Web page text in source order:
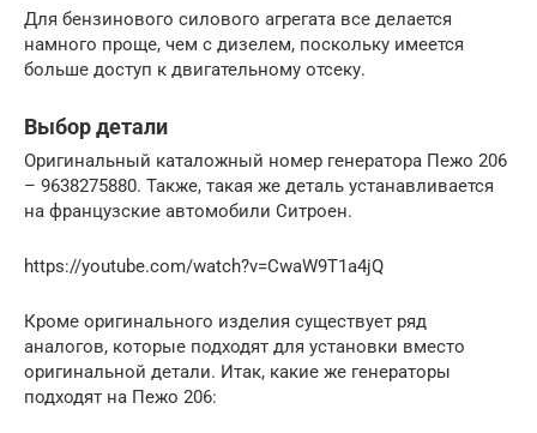
Для бензинового силового агрегата все делается
намного проще, чем с дизелем, поскольку имеется
больше доступ к двигательному отсеку.
Выбор детали
Оригинальный каталожный номер генератора Пежо 206
– 9638275880. Также, такая же деталь устанавливается
на французские автомобили Ситроен.
https://youtube.com/watch?v=CwaW9T1a4jQ
Кроме оригинального изделия существует ряд
аналогов, которые подходят для установки вместо
оригинальной детали. Итак, какие же генераторы
подходят на Пежо 206: